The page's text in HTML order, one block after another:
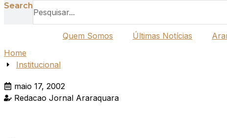
Search
Quem Somos
Últimas Notícias
Home
Institucional
maio 17, 2002
Redacao Jornal Araraquara